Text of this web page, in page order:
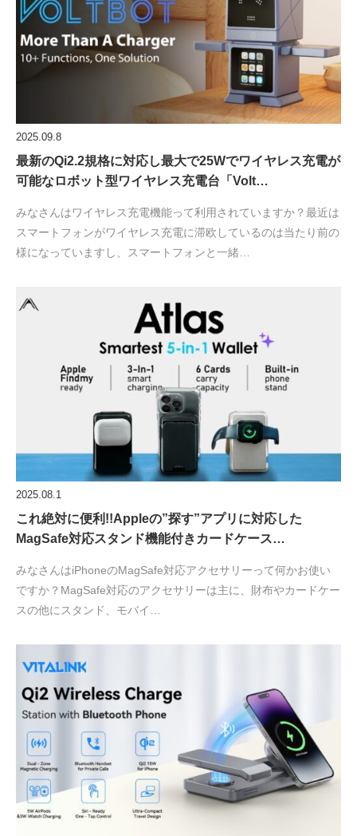
2025.09.8
最新のQi2.2規格に対応し最大で25Wでワイヤレス充電が
可能なロボット型ワイヤレス充電台「Volt…
みなさんはワイヤレス充電機能って利用されていますか？最近は
スマートフォンがワイヤレス充電に滞欧しているのは当たり前の
様になっていますし、スマートフォンと一緒…
2025.08.1
これ絶対に便利!!Appleの”探す”アプリに対応した
MagSafe対応スタンド機能付きカードケース…
みなさんはiPhoneのMagSafe対応アクセサリーって何かお使い
ですか？MagSafe対応のアクセサリーは主に、財布やカードケー
スの他にスタンド、モバイ…